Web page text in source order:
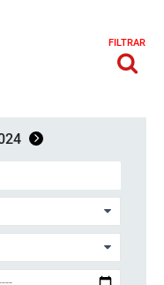
FILTRAR